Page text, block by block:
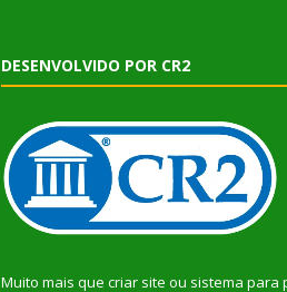
DESENVOLVIDO POR CR2
Muito mais que criar site ou sistema para